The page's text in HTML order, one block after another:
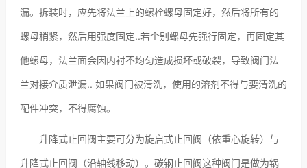
漏。拆装时，应先将法兰上的螺栓螺母固定好，然后将所有的
螺母稍紧，然后用强度固定..若个别螺母先强行固定，再固定其
他螺母，法兰面会因内衬不均匀造成损坏或破裂，导致阀门法
兰对接介质泄漏.. 如果阀门被清洗，使用的溶剂不得与要清洗的
配件冲突，不得腐蚀。
升降式止回阀主要可分为旋启式止回阀（依重心旋转）与
升降式止回阀（沿轴线移动）。碳钢止回阀这种阀门是做为锅